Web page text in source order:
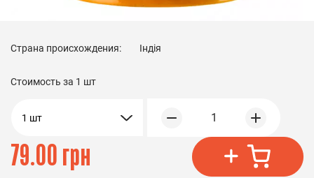
Страна происхождения: Індія
Стоимость за 1 шт
1 шт 1
79.00 грн